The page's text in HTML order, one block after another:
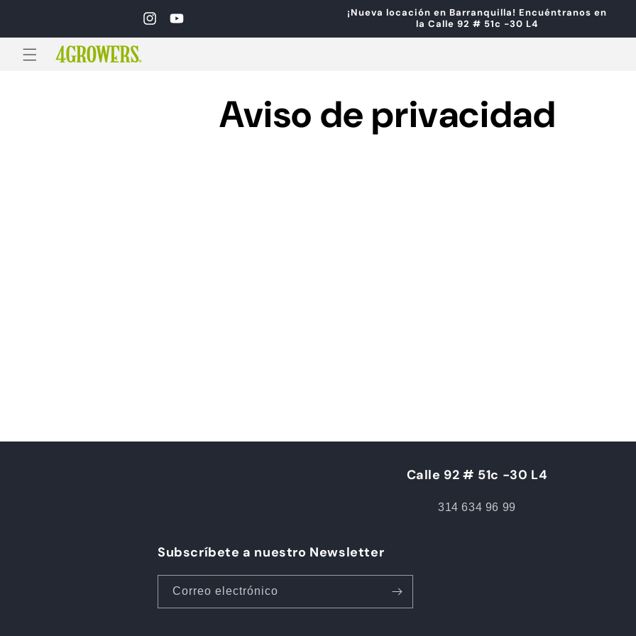
InstagramYouTube
¡Nueva locación en Barranquilla! Encuéntranos en
la Calle 92 # 51c -30 L4
Aviso de privacidad
Calle 92 # 51c -30 L4
314 634 96 99
Subscríbete a nuestro Newsletter
Correo electrónico